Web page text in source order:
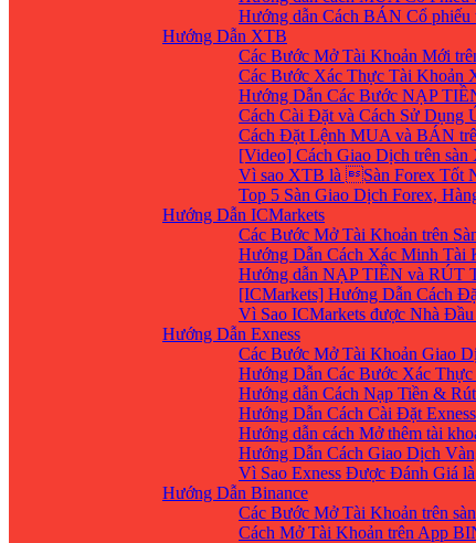
Hướng dẫn Cách BÁN Cổ phiếu
Hướng Dẫn XTB
Các Bước Mở Tài Khoản Mới
Các Bước Xác Thực Tài Khoản
Hướng Dẫn Các Bước NẠP
Cách Cài Đặt và Cách Sử Dụng
Cách Đặt Lệnh MUA và BÁN
[Video] Cách Giao Dịch trên
Vì sao XTB là Sàn Forex Tốt
Top 5 Sàn Giao Dịch Forex,
Hướng Dẫn ICMarkets
Các Bước Mở Tài Khoản trên
Hướng Dẫn Cách Xác Minh Tài
Hướng dẫn NẠP TIỀN và RÚT
[ICMarkets] Hướng Dẫn Cách
Vì Sao ICMarkets được Nhà
Hướng Dẫn Exness
Các Bước Mở Tài Khoản Giao
Hướng Dẫn Các Bước Xác
Hướng dẫn Cách Nạp Tiền &
Hướng Dẫn Cách Cài Đặt
Hướng dẫn cách Mở thêm tài
Hướng Dẫn Cách Giao Dịch
Vì Sao Exness Được Đánh Giá
Hướng Dẫn Binance
Các Bước Mở Tài Khoản trên
Cách Mở Tài Khoản trên App